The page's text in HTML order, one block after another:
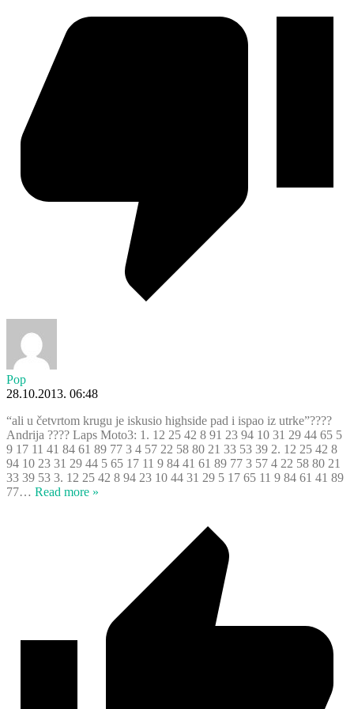
Pop
28.10.2013. 06:48
“ali u četvrtom krugu je iskusio highside pad i ispao iz utrke”????
Andrija ???? Laps Moto3: 1. 12 25 42 8 91 23 94 10 31 29 44 65 5
9 17 11 41 84 61 89 77 3 4 57 22 58 80 21 33 53 39 2. 12 25 42 8
94 10 23 31 29 44 5 65 17 11 9 84 41 61 89 77 3 57 4 22 58 80 21
33 39 53 3. 12 25 42 8 94 23 10 44 31 29 5 17 65 11 9 84 61 41 89
77… Read more »